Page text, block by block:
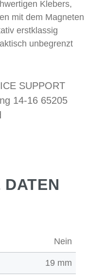
Klebers,
mit dem Magneten
erstklassig
unbegrenzt
SUPPORT
14-16 65205
DATEN
Nein
19 mm